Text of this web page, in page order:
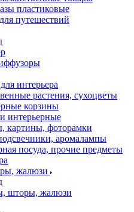
пластиковые
путешествий
интерьера
растения, сухоцветы
корзины
интерьерные
картины, фоторамки
аромалампы
посуда, прочие предметы
жалюзи
шторы, жалюзи